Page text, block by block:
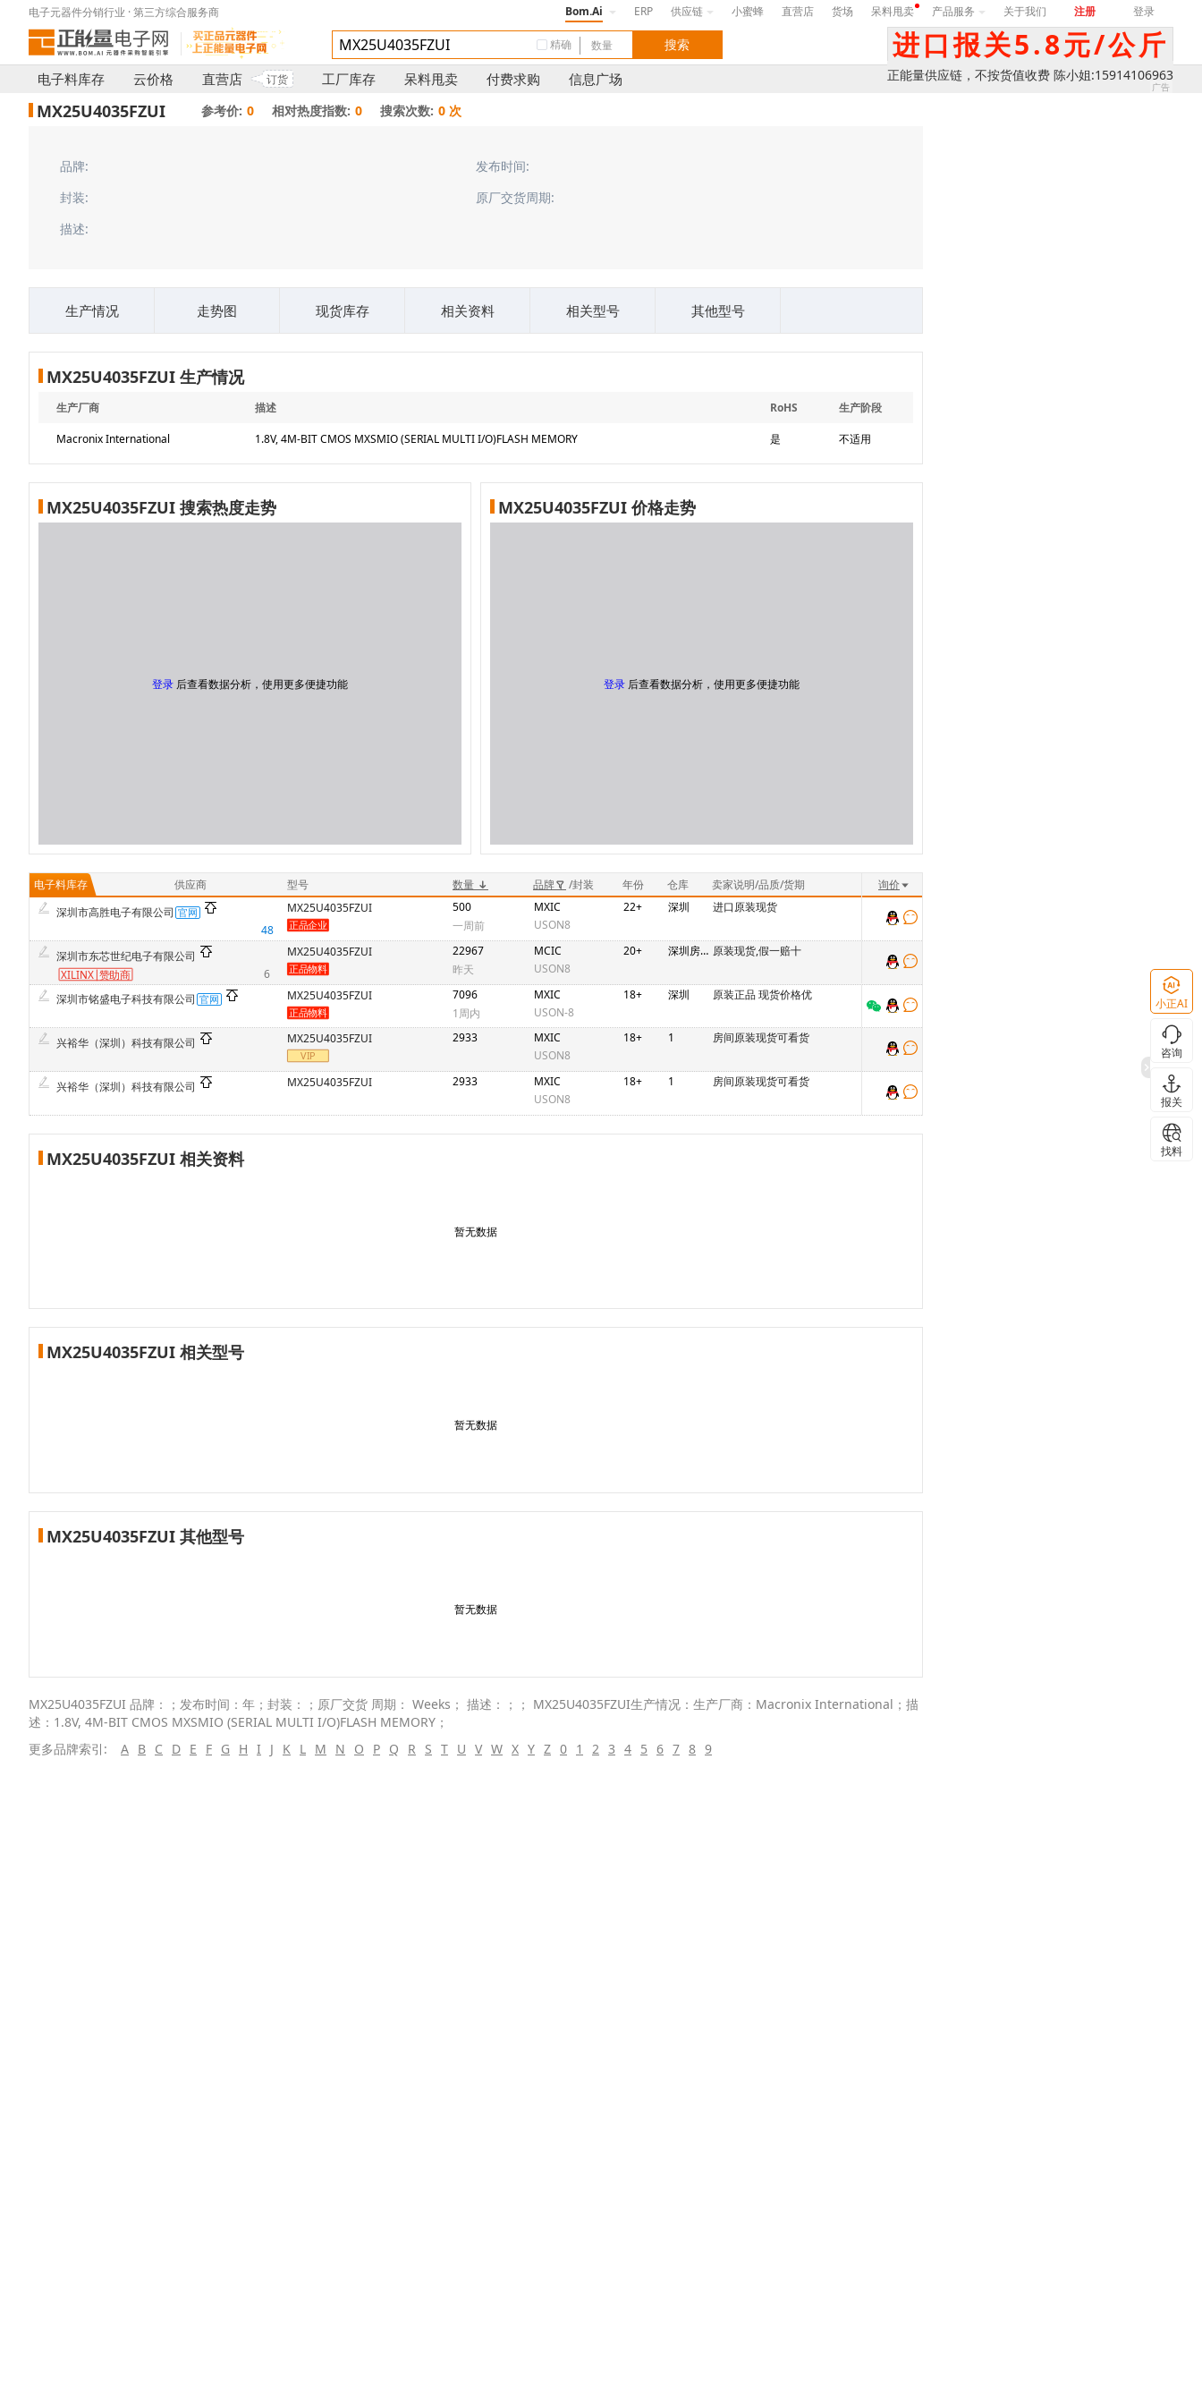
电子元器件分销行业 · 第三方综合服务商 Bom.Ai ERP 供应链 小蜜蜂 直营店 货场 呆料甩卖 产品服务 关于我们 注册 登录
精确 进口报关5.8元/公斤
正能量供应链，不按货值收费 陈小姐:15914106963
电子料库存 云价格 直营店 订货 工厂库存 呆料甩卖 付费求购 信息广场
MX25U4035FZUI 参考价: 0 相对热度指数: 0 搜索次数: 0 次
品牌:
发布时间:
封装:
原厂交货周期:
描述:
生产情况 走势图 现货库存 相关资料 相关型号 其他型号
MX25U4035FZUI 生产情况
生产厂商 描述 RoHS 生产阶段
Macronix International 1.8V, 4M-BIT CMOS MXSMIO (SERIAL MULTI I/O)FLASH MEMORY 是 不适用
MX25U4035FZUI 搜索热度走势
登录 后查看数据分析，使用更多便捷功能
MX25U4035FZUI 价格走势
登录 后查看数据分析，使用更多便捷功能
电子料库存 供应商 型号 数量 品牌 /封装 年份 仓库 卖家说明/品质/货期
询价
深圳市高胜电子有限公司
48
MX25U4035FZUI
500
一周前
MXIC
USON8
22+ 深圳 进口原装现货
深圳市东芯世纪电子有限公司
XILINX 赞助商 6
MX25U4035FZUI
22967
昨天
MCIC
USON8
20+ 深圳房间 原装现货,假一赔十
深圳市铭盛电子科技有限公司 MX25U4035FZUI
7096
1周内
MXIC
USON-8
18+ 深圳 原装正品 现货价格优
兴裕华（深圳）科技有限公司 MX25U4035FZUI 2933
MXIC
USON8
18+ 1 房间原装现货可看货
兴裕华（深圳）科技有限公司 MX25U4035FZUI 2933
MXIC
USON8
18+ 1 房间原装现货可看货
MX25U4035FZUI 相关资料
暂无数据
MX25U4035FZUI 相关型号
暂无数据
MX25U4035FZUI 其他型号
暂无数据
MX25U4035FZUI 品牌：；发布时间：年；封装：；原厂交货 周期： Weeks； 描述：；； MX25U4035FZUI生产情况：生产厂商：Macronix International；描
述：1.8V, 4M-BIT CMOS MXSMIO (SERIAL MULTI I/O)FLASH MEMORY；
更多品牌索引:
A B C D E F G H I J K L M N O P Q R S T U V W X Y Z 0 1 2 3 4 5 6 7 8 9
小正AI
咨询
报关
找料